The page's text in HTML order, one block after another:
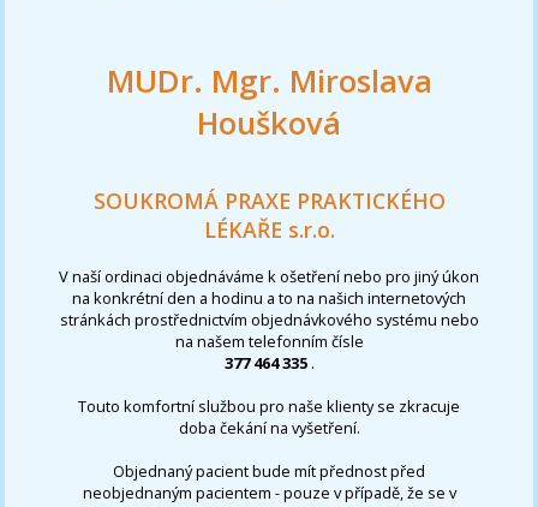
MUDr. Mgr. Miroslava
Houšková
SOUKROMÁ PRAXE PRAKTICKÉHO
LÉKAŘE s.r.o.
V naší ordinaci objednáváme k ošetření nebo pro jiný úkon
na konkrétní den a hodinu a to na našich internetových
stránkách prostřednictvím objednávkového systému nebo
na našem telefonním čísle
377 464 335 .
Touto komfortní službou pro naše klienty se zkracuje
doba čekání na vyšetření.
Objednaný pacient bude mít přednost před
neobjednaným pacientem - pouze v případě, že se v